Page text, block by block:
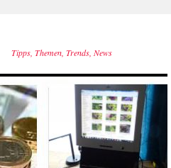
Tipps, Themen, Trends, News